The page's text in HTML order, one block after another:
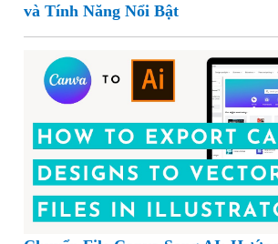
và Tính Năng Nổi Bật